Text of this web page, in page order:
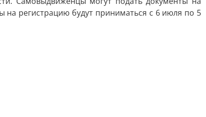
регистрацию будут приниматься с 6 июля по 5